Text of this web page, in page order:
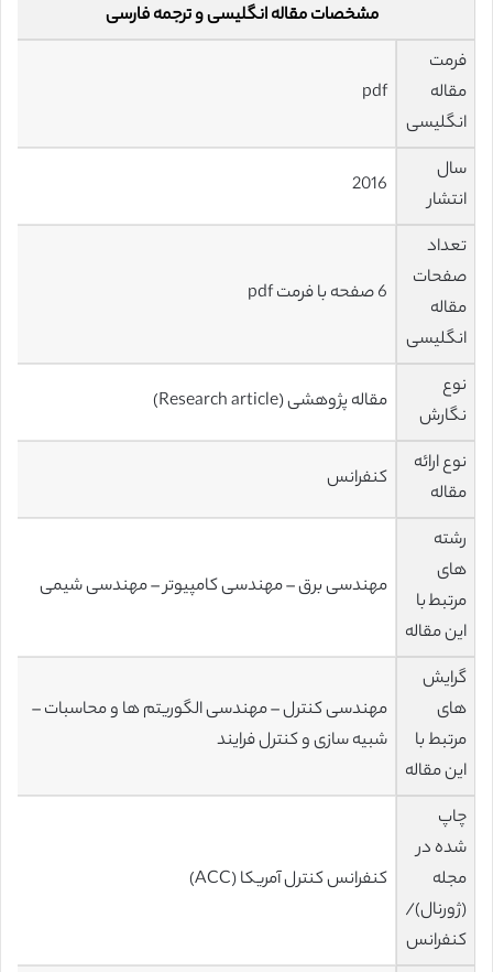
مشخصات مقاله انگلیسی و ترجمه فارسی
فرمت
مقاله
انگلیسی
pdf
سال
انتشار
2016
تعداد
صفحات
مقاله
انگلیسی
6 صفحه با فرمت pdf
نوع
نگارش
مقاله پژوهشی (Research article)
نوع ارائه
مقاله
کنفرانس
رشته
های
مرتبط با
این مقاله
مهندسی برق – مهندسی کامپیوتر – مهندسی شیمی
گرایش
های
مرتبط با
این مقاله
مهندسی کنترل – مهندسی الگوریتم ها و محاسبات –
شبیه سازی و کنترل فرایند
چاپ
شده در
مجله
(ژورنال)/
کنفرانس
کنفرانس کنترل آمریکا (ACC)